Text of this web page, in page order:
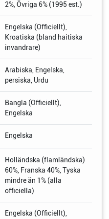
2%, Övriga 6% (1995 est.)
Engelska (Officiellt),
Kroatiska (bland haitiska
invandrare)
Arabiska, Engelska,
persiska, Urdu
Bangla (Officiellt),
Engelska
Engelska
Holländska (flamländska)
60%, Franska 40%, Tyska
mindre än 1% (alla
officiella)
Engelska (Officiellt),